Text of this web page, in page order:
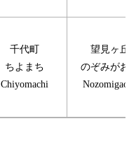
千代町
ちよまち
Chiyomachi
望見ヶ丘
のぞみが